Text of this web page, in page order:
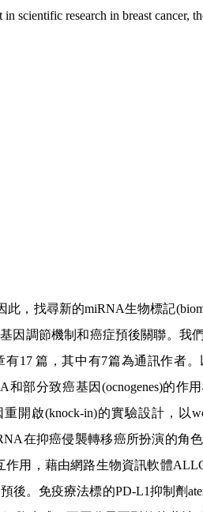
scientific research in breast cancer,
此，找尋新的miRNA生物標記
因調節機制和癌症預後關聯。我
有17篇，其中有7篇為通訊作者
和部分致癌基因 (ocnogenes)的作
重開啟(knock-in)的實驗設計，以
在抑癌侵襲轉移癌所扮演的角色
作用，藉由網路生物資訊軟體
後。免疫療法標的PD-L1抑制劑